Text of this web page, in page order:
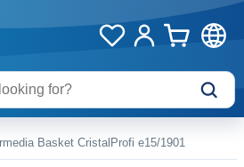
Basket CristalProfi e15/1901